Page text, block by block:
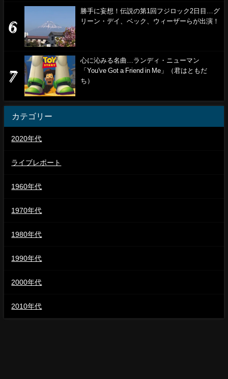
勝手に妄想！伝説の第1回フジロック2日目…グ
リーン・デイ、ベック、ウィーザーらが出演！
心に沁みる名曲…ランディ・ニューマン
「You've Got a Friend in Me」（君はともだ
ち）
カテゴリー
2020年代
ライブレポート
1960年代
1970年代
1980年代
1990年代
2000年代
2010年代